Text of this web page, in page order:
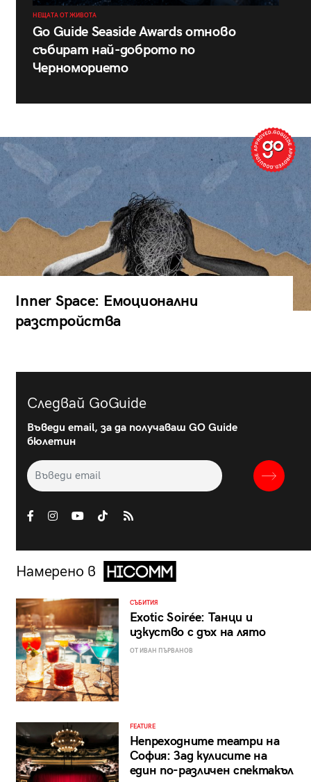
НЕЩАТА ОТ ЖИВОТА
Go Guide Seaside Awards отново
събират най-доброто по
Черноморието
Inner Space: Емоционални
разстройства
Следвай GoGuide
Въведи email, за да получаваш GO Guide
бюлетин
Намерено в
СЪБИТИЯ
Exotic Soirée: Танци и
изкуство с дъх на лято
ОТ ИВАН ПЪРВАНОВ
FEATURE
Непреходните театри на
София: Зад кулисите на
един по-различен спектакъл